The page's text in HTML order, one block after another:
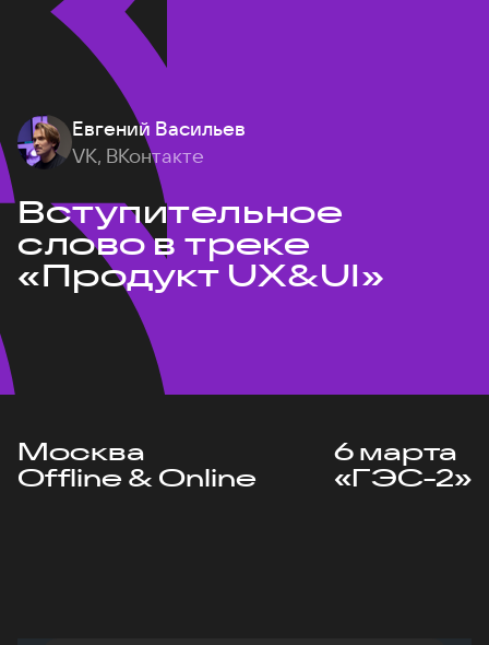
Евгений Васильев
VK, ВКонтакте
Вступительное
слово в треке
«Продукт UX&UI»
Москва
Offline & Online
6 марта
«ГЭС-2»